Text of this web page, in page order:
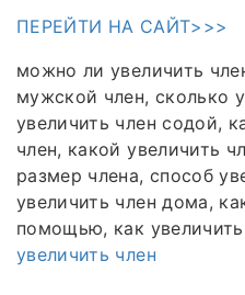
ПЕРЕЙТИ НА САЙТ>>>
можно ли увеличить
мужской член, сколько
увеличить член содой,
член, какой увеличить
размер члена, способ
увеличить член дома,
помощью, как увеличить
увеличить член